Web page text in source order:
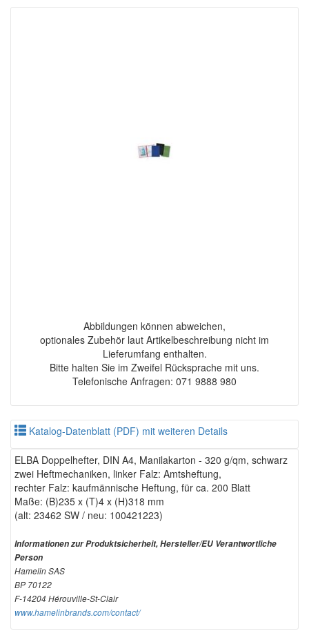
Abbildungen können abweichen,
optionales Zubehör laut Artikelbeschreibung nicht im
Lieferumfang enthalten.
Bitte halten Sie im Zweifel Rücksprache mit uns.
Telefonische Anfragen: 071 9888 980
Katalog-Datenblatt (PDF) mit weiteren Details
ELBA Doppelhefter, DIN A4, Manilakarton - 320 g/qm, schwarz
zwei Heftmechaniken, linker Falz: Amtsheftung,
rechter Falz: kaufmännische Heftung, für ca. 200 Blatt
Maße: (B)235 x (T)4 x (H)318 mm
(alt: 23462 SW / neu: 100421223)
Informationen zur Produktsicherheit, Hersteller/EU Verantwortliche
Person
Hamelin SAS
BP 70122
F-14204 Hérouville-St-Clair
www.hamelinbrands.com/contact/